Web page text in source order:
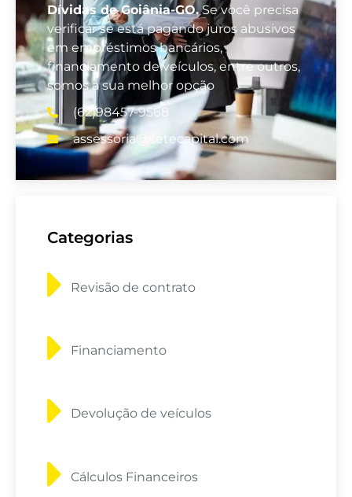
Dívidas de Goiânia-GO.Se você precisa
verificar se está pagando juros abusivos
em empréstimos bancários,
financiamento de veículos, entre outros,
somos a sua melhor opção
(62)98457-9568
assessoria@setecapital.com
Categorias
Revisão de contrato
Financiamento
Devolução de veículos
Cálculos Financeiros